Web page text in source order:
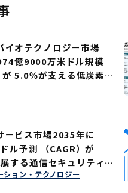
イオテクノロジー市場
億9000万米ドル規模
が 5.0％が支える低炭素ソ
ービス市場2035年に
ル予測 （CAGR）が
する通信セキュリティ強
ション・テクノロジー